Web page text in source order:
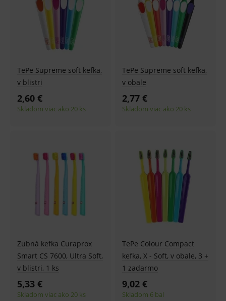
TePe Supreme soft kefka,
v blistri
2,60 €
Skladom viac ako 20 ks
TePe Supreme soft kefka,
v obale
2,77 €
Skladom viac ako 20 ks
Zubná kefka Curaprox
Smart CS 7600, Ultra Soft,
v blistri, 1 ks
5,33 €
Skladom viac ako 20 ks
TePe Colour Compact
kefka, X - Soft, v obale, 3 +
1 zadarmo
9,02 €
Skladom 6 bal